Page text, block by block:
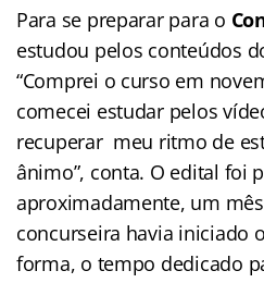
Para se preparar para o
estudou pelos conteúdos
“Comprei o curso em
comecei estudar pelos
recuperar meu ritmo de
ânimo”, conta. O edital foi
aproximadamente, um
concurseira havia iniciado
forma, o tempo dedicado